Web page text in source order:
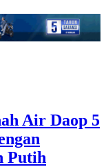
Air Daop 5
Putih